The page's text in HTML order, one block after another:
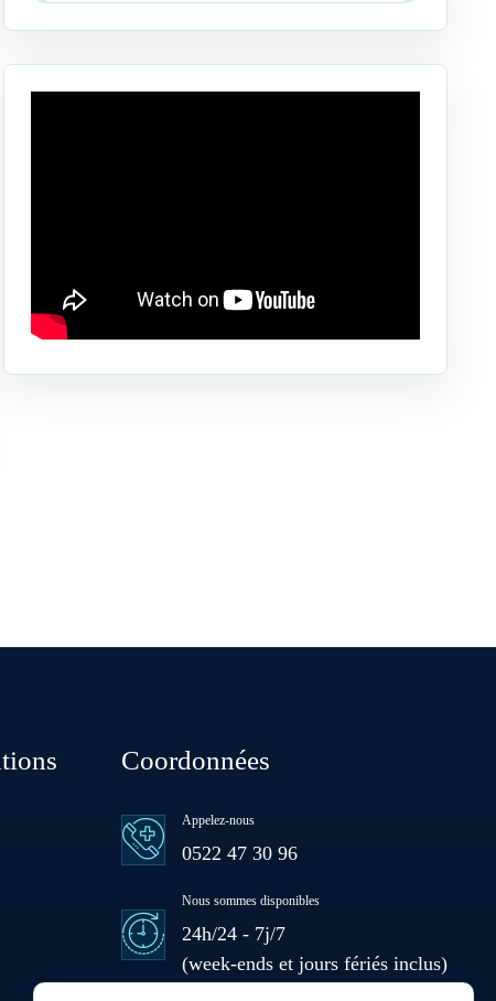
Coordonnées
Appelez-nous
0522 47 30 96
Nous sommes disponibles
24h/24 - 7j/7
(week-ends et jours fériés inclus)